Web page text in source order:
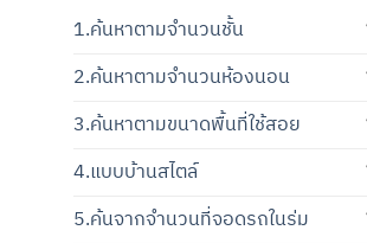
1.ค้นหาตามจำนวนชั้น
2.ค้นหาตามจำนวนห้องนอน
3.ค้นหาตามขนาดพื้นที่ใช้สอย
4.แบบบ้านสไตล์
5.ค้นจากจำนวนที่จอดรถในร่ม